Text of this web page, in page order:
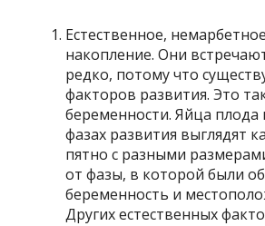
Естественное,
накопление. Они
редко, потому что
факторов развития. Это
беременности. Яйца плода
фазах развития выглядят
пятно с разными
от фазы, в которой были
беременность и
Других естественных